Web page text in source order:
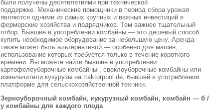
были получены десятилетиями при технической
поддержке. Механические помощники в период сбора урожая
являются одними из самых крупных и важных инвестиций в
фермерские хозяйства и подрядчиков. Тем важнее тщательный
отбор. Бывшие в употреблении комбайны — это дешевый способ
купить необходимое оборудование за небольшую цену. Аренда
также может быть альтернативой — особенно для машин,
использование которых требуется только в течение короткого
времени. Вы можете найти бывшие в употреблении
картофелеуборочные комбайны , свеклоуборочные комбайны или
измельчители кукурузы на traktorpool.de, бывшей в употреблении
платформе для сельскохозяйственной техники.
Зерноуборочный комбайн, кукурузный комбайн, комбайн — б /
у комбайны для каждого плода